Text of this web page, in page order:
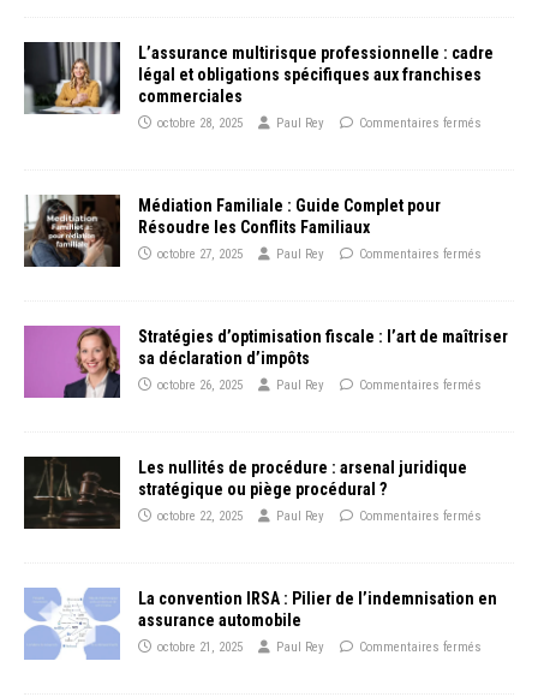
L’assurance multirisque professionnelle : cadre
légal et obligations spécifiques aux franchises
commerciales
octobre 28, 2025 Paul Rey Commentaires fermés
Médiation Familiale : Guide Complet pour
Résoudre les Conflits Familiaux
octobre 27, 2025 Paul Rey Commentaires fermés
Stratégies d’optimisation fiscale : l’art de maîtriser
sa déclaration d’impôts
octobre 26, 2025 Paul Rey Commentaires fermés
Les nullités de procédure : arsenal juridique
stratégique ou piège procédural ?
octobre 22, 2025 Paul Rey Commentaires fermés
La convention IRSA : Pilier de l’indemnisation en
assurance automobile
octobre 21, 2025 Paul Rey Commentaires fermés